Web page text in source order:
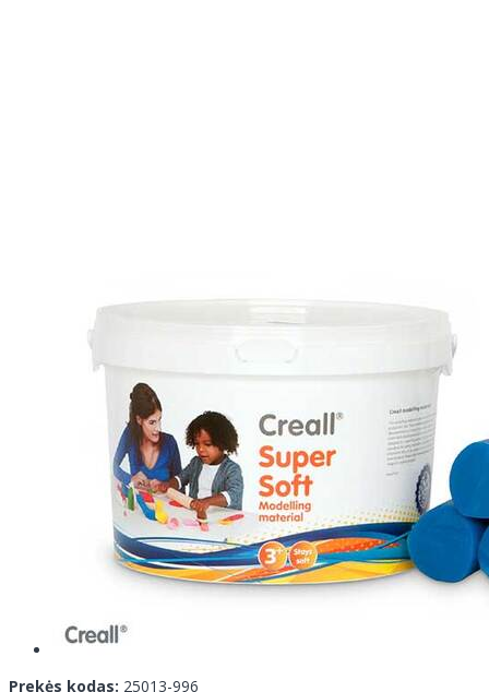
Prekės kodas: 25013-996